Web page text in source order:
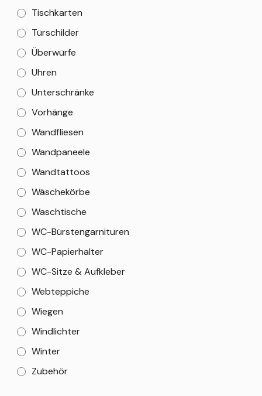
Tischkarten
Türschilder
Überwürfe
Uhren
Unterschränke
Vorhänge
Wandfliesen
Wandpaneele
Wandtattoos
Wäschekörbe
Waschtische
WC-Bürstengarnituren
WC-Papierhalter
WC-Sitze & Aufkleber
Webteppiche
Wiegen
Windlichter
Winter
Zubehör